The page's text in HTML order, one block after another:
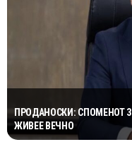
ПРОДАНОСКИ: СПОМЕНОТ
ЖИВЕЕ ВЕЧНО